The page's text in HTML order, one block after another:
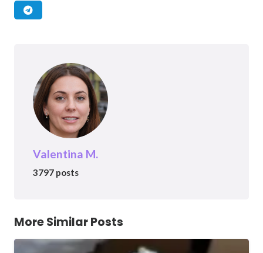
Valentina M.
3797 posts
More Similar Posts